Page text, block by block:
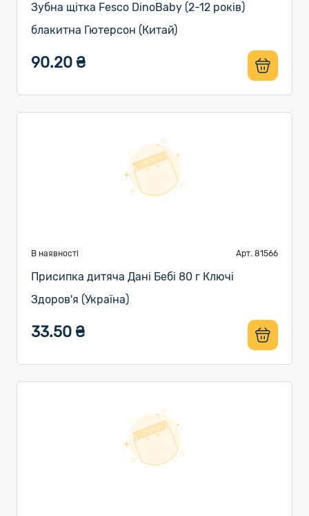
Зубна щітка Fesco DinoBaby (2-12 років)
блакитна Гютерсон (Китай)
90.20 ₴
В наявності Арт. 81566
Присипка дитяча Дані Бебі 80 г Ключі
Здоров'я (Україна)
33.50 ₴